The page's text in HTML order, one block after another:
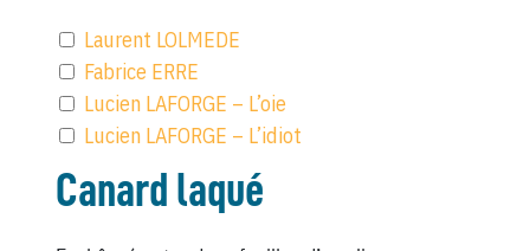
Laurent LOLMEDE
Fabrice ERRE
Lucien LAFORGE – L’oie
Lucien LAFORGE – L’idiot
Canard laqué